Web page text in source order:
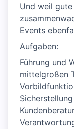
Und weil
Events
Aufgaben:
Führung und
mittelgroßen